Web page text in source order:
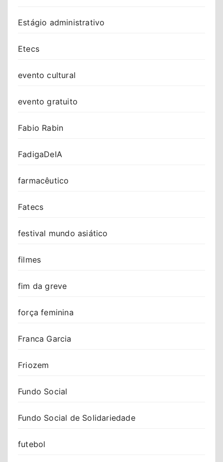
Estágio administrativo
Etecs
evento cultural
evento gratuito
Fabio Rabin
FadigaDeIA
farmacêutico
Fatecs
festival mundo asiático
filmes
fim da greve
força feminina
Franca Garcia
Friozem
Fundo Social
Fundo Social de Solidariedade
futebol